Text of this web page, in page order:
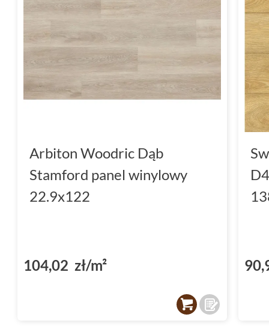
Arbiton Woodric Dąb
Stamford panel winylowy
22.9x122
104,02 zł/m²